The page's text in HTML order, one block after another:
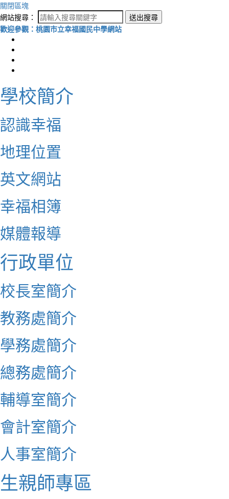
關閉區塊
網站搜尋：
送出搜尋
歡迎參觀：桃園市立幸福國民中學網站
學校簡介
認識幸福
地理位置
英文網站
幸福相簿
媒體報導
行政單位
校長室簡介
教務處簡介
學務處簡介
總務處簡介
輔導室簡介
會計室簡介
人事室簡介
生親師專區